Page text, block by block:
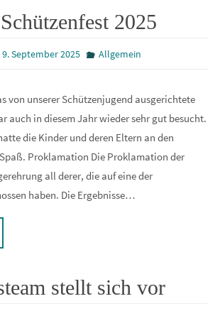
2025
9. September 2025 Allgemein
von unserer Schützenjugend ausgerichtete
auch in diesem Jahr wieder sehr gut besucht.
die Kinder und deren Eltern an den
Proklamation Die Proklamation der
all derer, die auf eine der
haben. Die Ergebnisse…
stellt sich vor